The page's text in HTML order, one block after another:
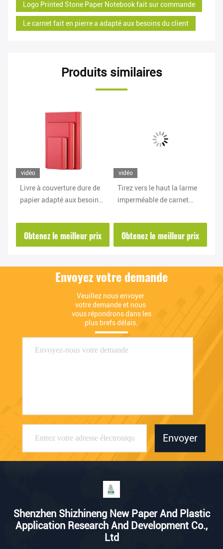
Logo Printed Stone Paper Notebook fait sur commande
Le carnet fait en pierre a adapté aux besoins du client
Produits similaires
vidéo
Livre à couverture dure de
papier adapté aux besoins
A5 A6 de pierre
biodégradable
Obtenez le meilleur prix
vidéo
Tirez vers le haut la larme
imperméable de carnet
couverture souple d'unité
centrale résistante
Obtenez le meilleur prix
Envoyez votre demande
Veuillez nous envoyer
votre demande et nous
vous répondrons dans les
plus brefs délais.
Envoyer
Shenzhen Shizhineng New Paper And Plastic
Application Research And Development Co.,
Ltd